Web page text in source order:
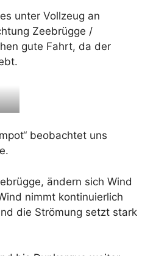
unter Vollzeug an
Zeebrügge /
gute Fahrt, da der
beobachtet uns
ändern sich Wind
nimmt kontinuierlich
die Strömung setzt stark